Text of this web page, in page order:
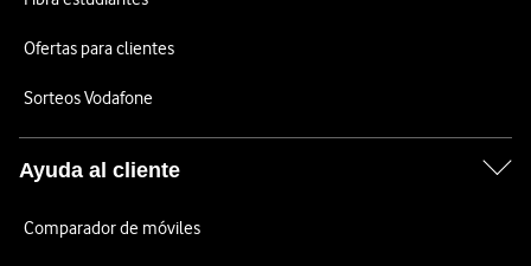
Ofertas para clientes
Sorteos Vodafone
Ayuda al cliente
Comparador de móviles